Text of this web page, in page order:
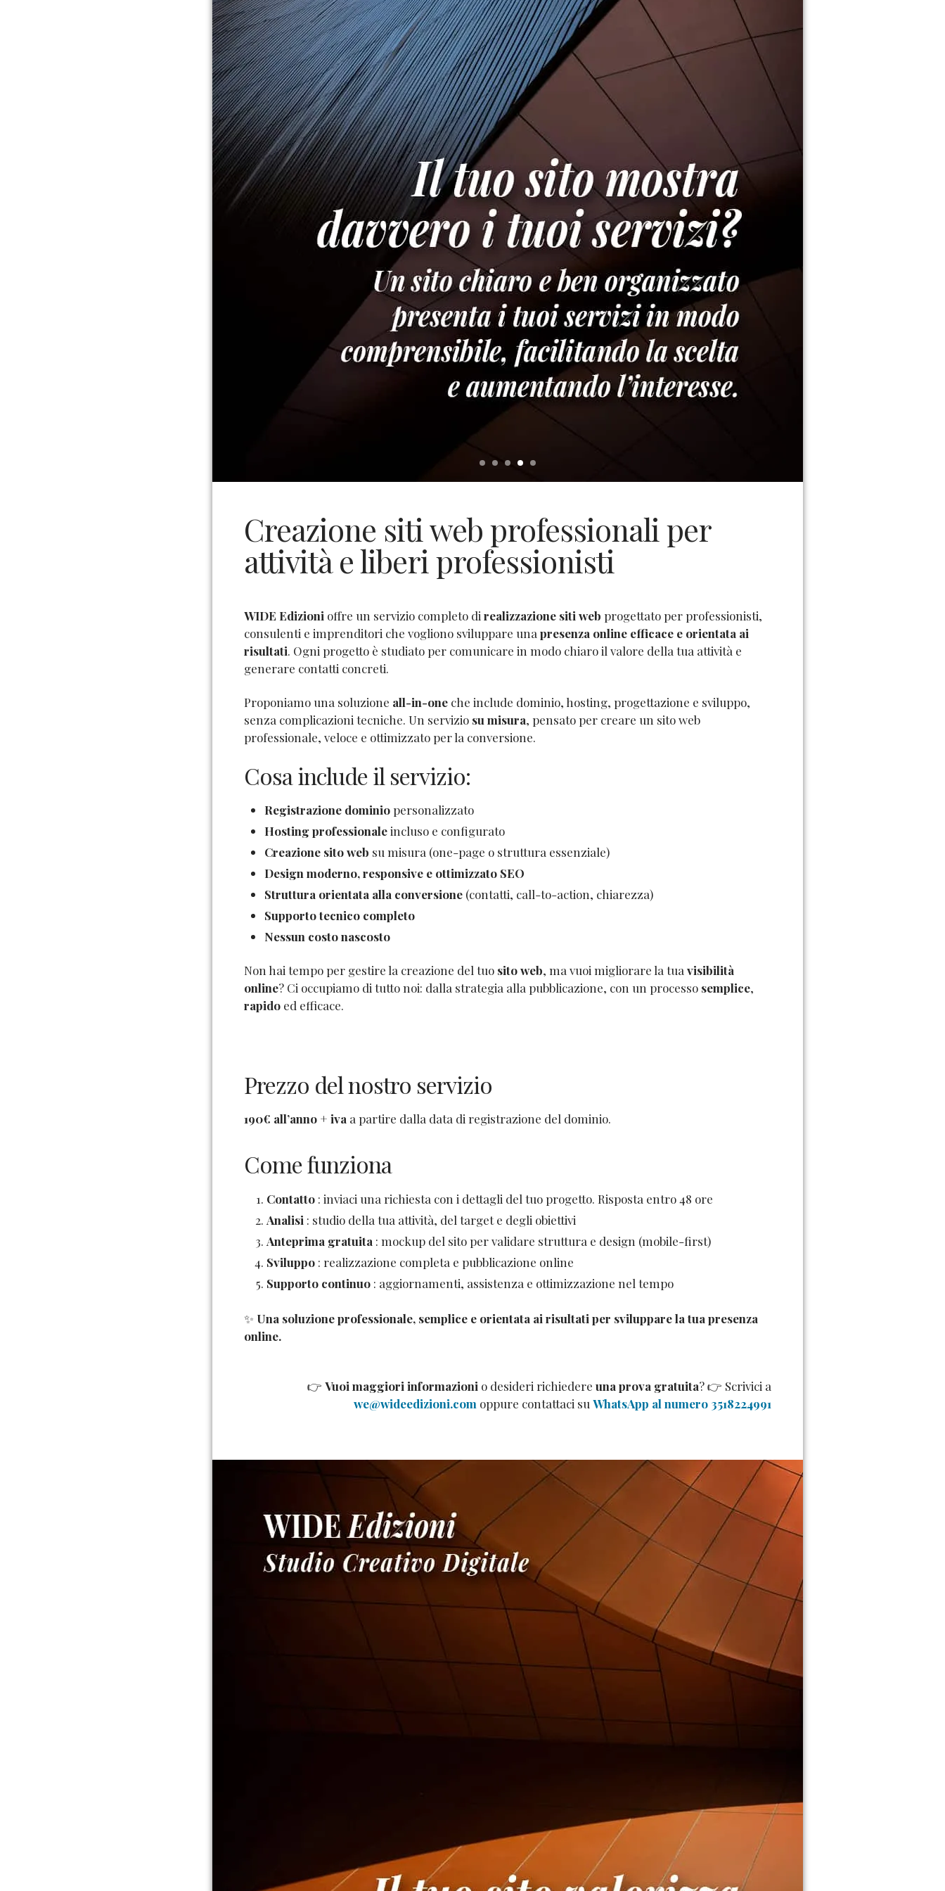
Creazione siti web professionali per
attività e liberi professionisti
WIDE Edizioni offre un servizio completo direalizzazione siti web progettato per professionisti,
consulenti e imprenditori che vogliono sviluppare unapresenza online efficace e orientata ai
risultati. Ogni progetto è studiato per comunicare in modo chiaro il valore della tua attività e
generare contatti concreti.
Proponiamo una soluzione all-in-one che include dominio, hosting, progettazione e sviluppo,
senza complicazioni tecniche. Un servizio su misura, pensato per creare un sito web
professionale, veloce e ottimizzato per la conversione.
Cosa include il servizio:
Registrazione dominiopersonalizzato
Hosting professionaleincluso e configurato
Creazione sito web su misura (one-page o struttura essenziale)
Design moderno, responsive e ottimizzato SEO
Struttura orientata alla conversione(contatti, call-to-action, chiarezza)
Supporto tecnico completo
Nessun costo nascosto
Non hai tempo per gestire la creazione del tuo sito web, ma vuoi migliorare la tuavisibilità
online? Ci occupiamo di tutto noi: dalla strategia alla pubblicazione, con un processo semplice,
rapido ed efficace.
Una vetrina digitale permette al panettiere di mostrare
prodotti artigianali, valorizzare la qualità e attrarre
Prezzo del nostro servizio
190€ all’anno +iva a partire dalla data di registrazione del dominio.
Come funziona
Contatto: inviaci una richiesta con i dettagli del tuo progetto. Risposta entro 48 ore
Analisi : studio della tua attività, del target e degli obiettivi
Anteprima gratuita : mockup del sito per validare struttura e design (mobile-first)
Sviluppo: realizzazione completa e pubblicazione online
Supporto continuo: aggiornamenti, assistenza e ottimizzazione nel tempo
✨ Una soluzione professionale, semplice e orientata ai risultati per sviluppare la tua presenza
online.
👉Vuoi maggiori informazioni o desideri richiedereuna prova gratuita? 👉 Scrivici a
we@wideedizioni.com oppure contattaci suWhatsApp al numero 3518224991